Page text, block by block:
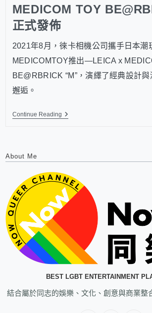
MEDICOM TOY
正式發佈
2021年8月，徠卡相機公司攜手日本潮
MEDICOMTOY推出—LEICA x
BE@RBRICK “M”，演繹了經典設計
邂逅。
Continue Reading
About Me
BEST LGBT ENTERTAINMENT
結合屬於同志的娛樂、文化、創意與商業整